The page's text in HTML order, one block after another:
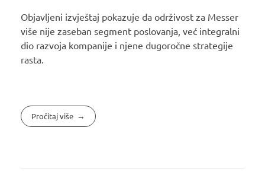
Objavljeni izvještaj pokazuje da održivost za Messer
više nije zaseban segment poslovanja, već integralni
dio razvoja kompanije i njene dugoročne strategije
rasta.
Pročitaj više